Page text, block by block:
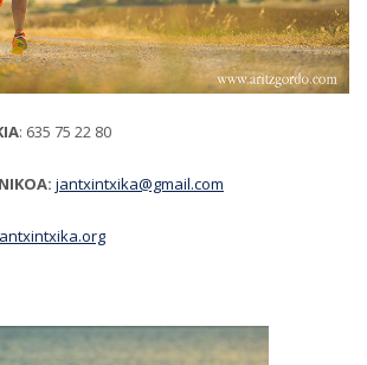
: 635 75 22 80
jantxintxika@gmail.com